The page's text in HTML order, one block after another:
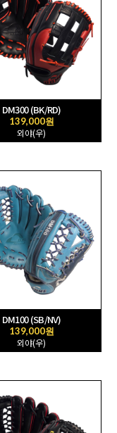
DM300 (BK/RD)
139,000원
외야(우)
DM100 (SB/NV)
139,000원
외야(우)